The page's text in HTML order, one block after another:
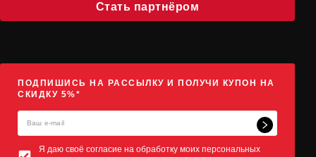
Стать партнёром
ПОДПИШИСЬ НА РАССЫЛКУ И ПОЛУЧИ КУПОН НА
СКИДКУ 5%*
Я даю своё согласие на обработку моих персональных